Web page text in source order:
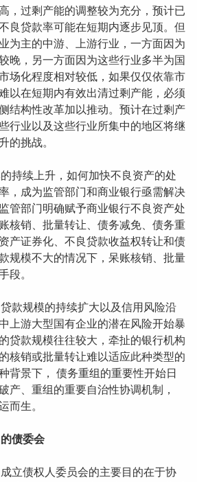
，过剩产能的调整较为充分，预计已
良贷款率可能在短期内逐步见顶。但
为主的中游、上游行业，一方面因为
晚，另一方面因为这些行业多半为国
场化程度相对较低，如果仅仅依靠市
以在短期内有效出清过剩产能，必须
结构性改革加以推动。预计在过剩产
行业以及这些行业所集中的地区将继
的挑战。
持续上升，如何加快不良资产的处
，成为监管部门和商业银行亟需解决
管部门明确赋予商业银行不良资产处
核销、批量转让、债务减免、债务重
产证券化、不良贷款收益权转让和债
规模不大的情况下，呆账核销、批量
段。
款规模的持续扩大以及信用风险沿
上游大型国有企业的潜在风险开始暴
贷款规模往往较大，牵扯的银行机构
核销或批量转让难以适应此种类型的
背景下， 债务重组的重要性开始日
产、重组的重要自治性协调机制，
而生。
债委会
立债权人委员会的主要目的在于协